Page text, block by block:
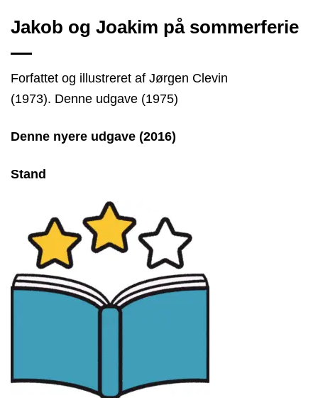
Jakob og Joakim på sommerferie
Forfattet og illustreret af Jørgen Clevin
(1973). Denne udgave (1975)
Denne nyere udgave (2016)
Stand